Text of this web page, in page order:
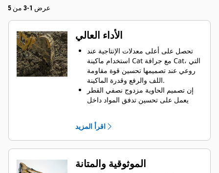
عرض 1-3 من 5
الأداء العالي
تحصل على أعلى معدلات الإنتاجية عند
استخدام ماكينة Cat مع جرافة Cat، التي
روعي عند تصميمها تحسين قوة مقاومة
اللف والرفع وقدرة الماكينة.
إن تصميم الحاوية مزدوج نصفي القطر
يعمل على تحسين تدفق المواد داخل
عدم سحب الجزء السفلي من الجرافة،
يزيد استهلاك الوقود إلى الحد الأقصى
أثناء الحفر. تم تصميم جرافات Cat بحيث
تخترق المواد بمنتهى السرعة لتحسين
اقرأ المزيد
الموثوقية والمتانة